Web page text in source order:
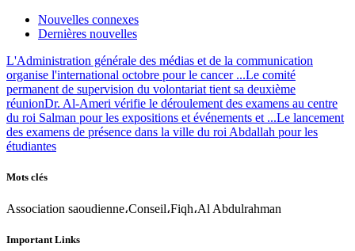
Nouvelles connexes
Dernières nouvelles
L'Administration générale des médias et de la communication
organise l'international octobre pour le cancer ...Le comité
permanent de supervision du volontariat tient sa deuxième
réunionDr. Al-Ameri vérifie le déroulement des examens au centre
du roi Salman pour les expositions et événements et ...Le lancement
des examens de présence dans la ville du roi Abdallah pour les
étudiantes
Mots clés
Association saoudienne،Conseil،Fiqh،Al Abdulrahman
Important Links